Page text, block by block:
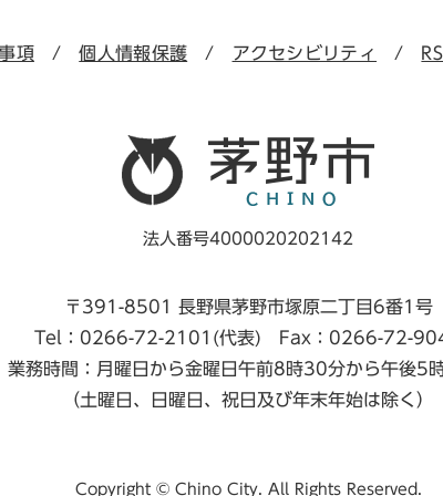
項 個人情報保護 アクセシビリティ
法人番号4000020202142
〒391-8501 長野県茅野市塚原二丁目6番1号
Tel：0266-72-2101(代表) Fax：0266-72-
業務時間：月曜日から金曜日午前8時30分から午後5
（土曜日、日曜日、祝日及び年末年始は除く）
Copyright © Chino City. All Rights Reserved.